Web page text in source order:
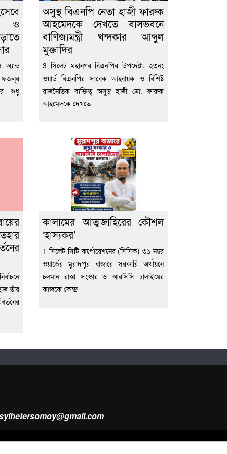
ও
ফজলুর
শুধু
অসুস্থ বিএনপি নেতা হাজী ফারুক
আহমেদকে দেখতে বাসভবনে
বাণিজ্যমন্ত্রী খন্দকার আব্দুল
মুক্তাদির
3 সিলেট মহানগর বিএনপির উপদেষ্টা, ২৩নং
ওয়ার্ড বিএনপির সাবেক আহ্বায়ক ও বিশিষ্ট
রাজনৈতিক ব্যক্তিত্ব অসুস্থ হাজী মো. ফারুক
আহমেদকে দেখতে
তাঁর
কালামের আত্মজাহিরের কৌশল
‘হাস্যকর’
1 সিলেট সিটি কর্পোরেশনের (সিসিক) ৩১ নম্বর
ওয়ার্ডের মুরাদপুর বাজারে সরকারি অর্থায়নে
চলমান রাস্তা সংস্কার ও আরসিসি ঢালাইয়ের
কাজকে কেন্দ্র
Design & Developed byWeb Nest